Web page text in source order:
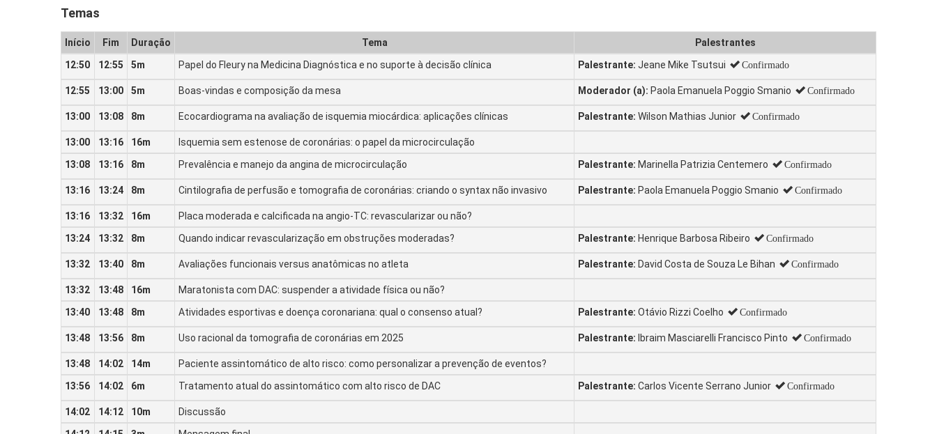
Temas
Início Fim Duração Tema
Palestrantes
12:50
12:55 5m Papel do Fleury na Medicina Diagnóstica e no suporte à decisão clínica Palestrante: Jeane Mike Tsutsui Confirmado
12:55 13:00 5m Boas-vindas e composição da mesa Moderador (a): Paola Emanuela Poggio Smanio Confirmado
13:00 13:08 8m Ecocardiograma na avaliação de isquemia miocárdica: aplicações clínicas Palestrante: Wilson Mathias Junior Confirmado
13:00 13:16 16m
Isquemia sem estenose de coronárias: o papel da microcirculação
13:08
13:16 8m Prevalência e manejo da angina de microcirculação Palestrante: Marinella Patrizia Centemero Confirmado
13:16 13:24 8m Cintilografia de perfusão e tomografia de coronárias: criando o syntax não invasivo Palestrante: Paola Emanuela Poggio Smanio Confirmado
13:16 13:32 16m
Placa moderada e calcificada na angio-TC: revascularizar ou não?
13:24
13:32 8m Quando indicar revascularização em obstruções moderadas? Palestrante: Henrique Barbosa Ribeiro Confirmado
13:32 13:40 8m Avaliações funcionais versus anatômicas no atleta Palestrante: David Costa de Souza Le Bihan Confirmado
13:32 13:48 16m
Maratonista com DAC: suspender a atividade física ou não?
13:40
13:48 8m Atividades esportivas e doença coronariana: qual o consenso atual? Palestrante: Otávio Rizzi Coelho Confirmado
13:48 13:56 8m Uso racional da tomografia de coronárias em 2025 Palestrante: Ibraim Masciarelli Francisco Pinto Confirmado
13:48 14:02 14m
Paciente assintomático de alto risco: como personalizar a prevenção de eventos?
13:56
14:02 6m Tratamento atual do assintomático com alto risco de DAC Palestrante: Carlos Vicente Serrano Junior Confirmado
14:02 14:12 10m
Discussão